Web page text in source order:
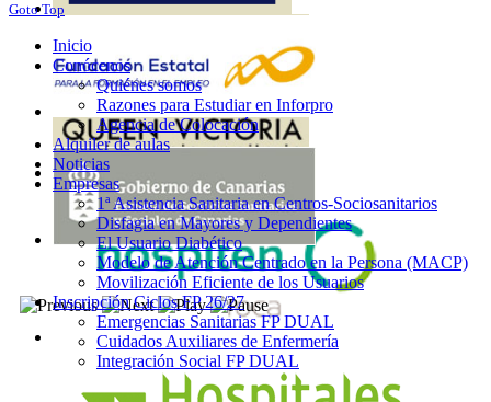
Goto Top
Inicio
Conócenos
Quiénes somos
Razones para Estudiar en Inforpro
Agencia de Colocación
Alquiler de aulas
Noticias
Empresas
1ª Asistencia Sanitaria en Centros-Sociosanitarios
Disfagia en Mayores y Dependientes
El Usuario Diabético
Modelo de Atención Centrado en la Persona (MACP)
Movilización Eficiente de los Usuarios
Inscripción Ciclos FP 26/27
Emergencias Sanitarias FP DUAL
Cuidados Auxiliares de Enfermería
Integración Social FP DUAL